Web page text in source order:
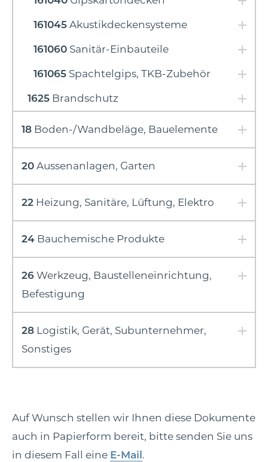
161045 Akustikdeckensysteme
161060 Sanitär-Einbauteile
161065 Spachtelgips, TKB-Zubehör
1625 Brandschutz
18 Boden-/Wandbeläge, Bauelemente
20 Aussenanlagen, Garten
22 Heizung, Sanitäre, Lüftung, Elektro
24 Bauchemische Produkte
26 Werkzeug, Baustelleneinrichtung,
Befestigung
28 Logistik, Gerät, Subunternehmer,
Sonstiges
Auf Wunsch stellen wir Ihnen diese Dokumente
auch in Papierform bereit, bitte senden Sie uns
in diesem Fall eine E-Mail .